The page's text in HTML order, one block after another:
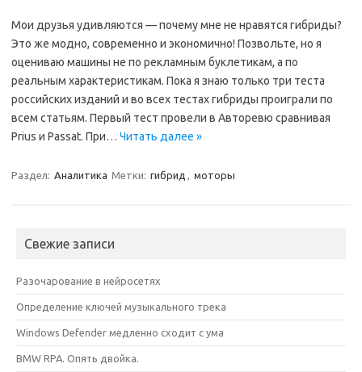
Мои друзья удивляются — почему мне не нравятся гибриды?
Это же модно, современно и экономично! Позвольте, но я
оцениваю машины не по рекламным буклетикам, а по
реальным характеристикам. Пока я знаю только три теста
российских изданий и во всех тестах гибриды проиграли по
всем статьям. Первый тест провели в Авторевю сравнивая
Prius и Passat. При… Читать далее »
Раздел: Аналитика Метки: гибрид , моторы
Свежие записи
Разочарование в нейросетях
Определение ключей музыкального трека
Windows Defender медленно сходит с ума
BMW RPA. Опять двойка.